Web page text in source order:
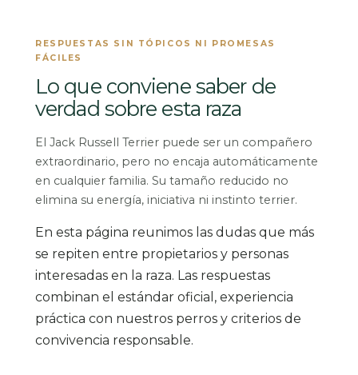
RESPUESTAS SIN TÓPICOS NI PROMESAS
FÁCILES
Lo que conviene saber de
verdad sobre esta raza
El Jack Russell Terrier puede ser un compañero
extraordinario, pero no encaja automáticamente
en cualquier familia. Su tamaño reducido no
elimina su energía, iniciativa ni instinto terrier.
En esta página reunimos las dudas que más
se repiten entre propietarios y personas
interesadas en la raza. Las respuestas
combinan el estándar oficial, experiencia
práctica con nuestros perros y criterios de
convivencia responsable.